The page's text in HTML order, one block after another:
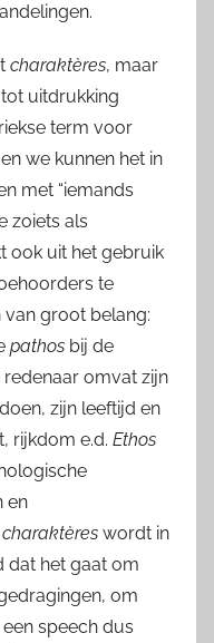
charaktères, maar
tot uitdrukking
term voor
we kunnen het in
met “iemands
zoiets als
ook uit het gebruik
te
groot belang:
pathos bij de
redenaar omvat zijn
zijn leeftijd en
rijkdom e.d. Ethos
en
charaktères wordt in
dat het gaat om
om
een speech dus